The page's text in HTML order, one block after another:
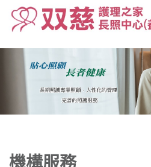
機構服務